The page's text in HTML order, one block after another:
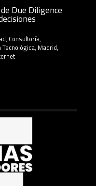
Due Diligence
, Consultoría,
Tecnológica, Madrid,